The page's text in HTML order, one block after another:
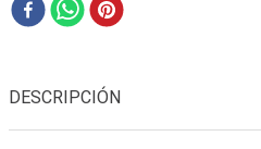
DESCRIPCIÓN